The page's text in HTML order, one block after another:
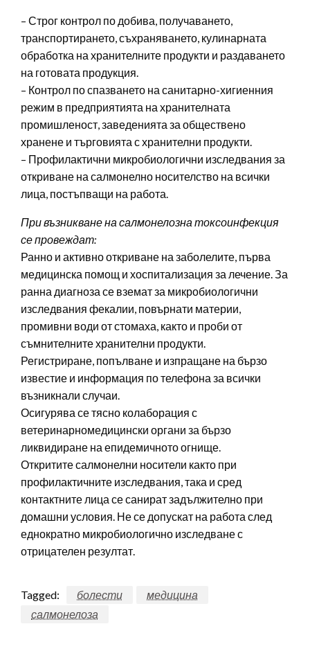
– Строг контрол по добива, получаването,
транспортирането, съхраняването, кулинарната
обработка на хранителните продукти и раздаването
на готовата продукция.
– Контрол по спазването на санитарно-хигиенния
режим в предприятията на хранителната
промишленост, заведенията за обществено
хранене и търговията с хранителни продукти.
– Профилактични микробиологични изследвания за
откриване на салмонелно носителство на всички
лица, постъпващи на работа.
При възникване на салмонелозна токсоинфекция
се провеждат:
Ранно и активно откриване на заболелите, първа
медицинска помощ и хоспитализация за лечение. За
ранна диагноза се вземат за микробиологични
изследвания фекалии, повърнати материи,
промивни води от стомаха, както и проби от
съмнителните хранителни продукти.
Регистриране, попълване и изпращане на бързо
известие и информация по телефона за всички
възникнали случаи.
Осигурява се тясно колаборация с
ветеринарномедицински органи за бързо
ликвидиране на епидемичното огнище.
Откритите салмонелни носители както при
профилактичните изследвания, така и сред
контактните лица се санират задължително при
домашни условия. Не се допускат на работа след
еднократно микробиологично изследване с
отрицателен резултат.
Tagged: болести
медицина
салмонелоза